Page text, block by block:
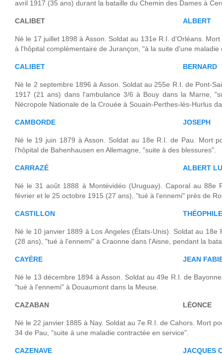
avril 1917 (35 ans) durant la bataille du Chemin des Dames à
CALIBET ALBERT
Né le 17 juillet 1898 à Asson. Soldat au 131e R.I. d'Orléans.
à l'hôpital complémentaire de Jurançon, "à la suite d'une maladie
CALIBET BERNARD
Né le 2 septembre 1896 à Asson. Soldat au 255e R.I. de Pont-
1917 (21 ans) dans l'ambulance 3/6 à Bouy dans la Marne,
Nécropole Nationale de la Crouée à Souain-Perthes-lès-Hurlus
CAMBORDE JOSEPH
Né le 19 juin 1879 à Asson. Soldat au 18e R.I. de Pau. Mort
l'hôpital de Bahenhausen en Allemagne, "suite à des blessures".
CARRAZÉ ALBERT
Né le 31 août 1888 à Montévidéo (Uruguay). Caporal au
février et le 25 octobre 1915 (27 ans), "tué à l'ennemi" près de
CASTILLON THÉOPHILE
Né le 10 janvier 1889 à Los Angeles (États-Unis). Soldat au
(28 ans), "tué à l'ennemi" à Craonne dans l'Aisne, pendant la
CAYÈRE JEAN
Né le 13 décembre 1894 à Asson. Soldat au 49e R.I. de
"tué à l'ennemi" à Douaumont dans la Meuse.
CAZABAN LÉONCE
Né le 22 janvier 1885 à Nay. Soldat au 7e R.I. de Cahors. Mort
34 de Pau, "suite à une maladie contractée en service".
CAZENAVE JACQUES